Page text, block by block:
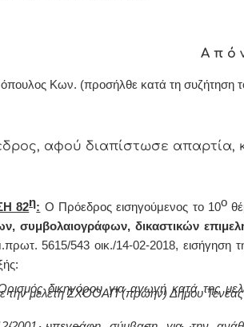
Α π ό
Κων. (προσήλθε κατά τη συζήτηση
αφού διαπίστωσε απαρτία,
82η: Ο Πρόεδρος εισηγούμενος το 10ο
συμβολαιογράφων, δικαστικών
5615/543 οικ./14-02-2018,
δικηγόρου για αγωγή κατά της
την μελέτη ΣΧΟΟΑΠ (πρώην) Δήμου